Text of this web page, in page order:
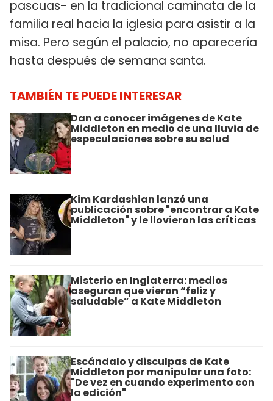
pascuas- en la tradicional caminata de la
familia real hacia la iglesia para asistir a la
misa. Pero según el palacio, no aparecería
hasta después de semana santa.
TAMBIÉN TE PUEDE INTERESAR
Dan a conocer imágenes de Kate
Middleton en medio de una lluvia de
especulaciones sobre su salud
Kim Kardashian lanzó una
publicación sobre "encontrar a Kate
Middleton" y le llovieron las críticas
Misterio en Inglaterra: medios
aseguran que vieron “feliz y
saludable” a Kate Middleton
Escándalo y disculpas de Kate
Middleton por manipular una foto:
"De vez en cuando experimento con
la edición"